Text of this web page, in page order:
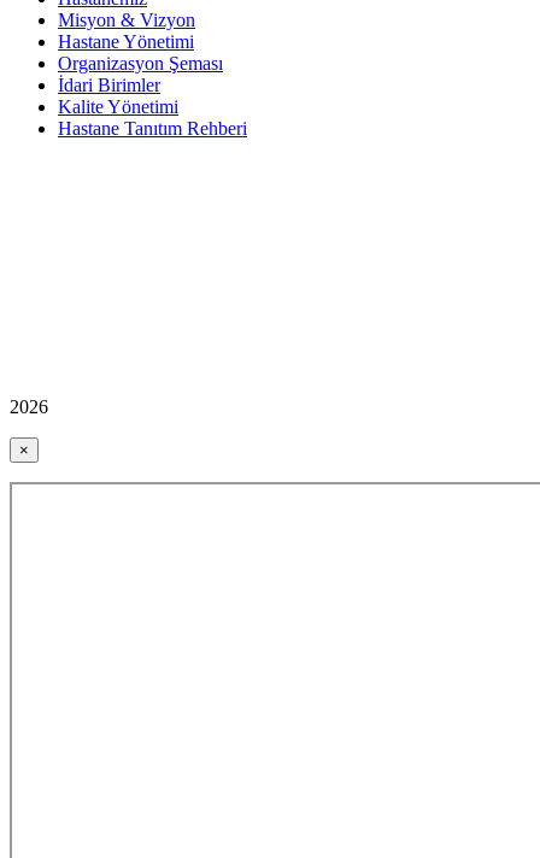
Misyon & Vizyon
Hastane Yönetimi
Organizasyon Şeması
İdari Birimler
Kalite Yönetimi
Hastane Tanıtım Rehberi
2026
×